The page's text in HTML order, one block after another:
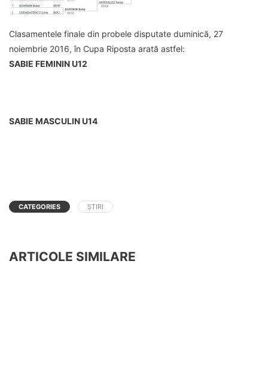
Clasamentele finale din probele disputate duminică, 27
noiembrie 2016, în Cupa Riposta arată astfel:
SABIE FEMININ U12
SABIE MASCULIN U14
CATEGORIES ȘTIRI
ARTICOLE SIMILARE